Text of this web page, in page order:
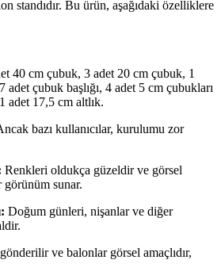
standıdır. Bu ürün, aşağıdaki özelliklere
40 cm çubuk, 3 adet 20 cm çubuk, 1
adet çubuk başlığı, 4 adet 5 cm çubukları
adet 17,5 cm altlık.
bazı kullanıcılar, kurulumu zor
Renkleri oldukça güzeldir ve görsel
görünüm sunar.
Doğum günleri, nişanlar ve diğer
ve balonlar görsel amaçlıdır,